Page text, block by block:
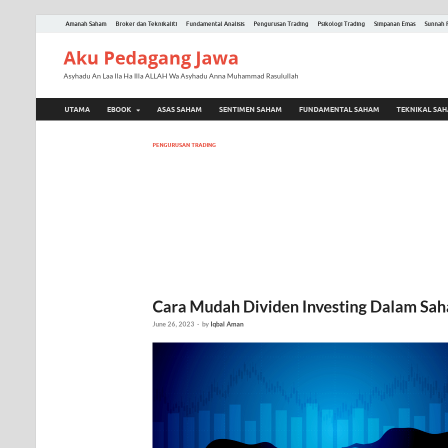
Amanah Saham Broker dan Teknikaliti Fundamental Analisis Pengurusan Trading Psikologi Trading Simpanan Emas Sunnah
Aku Pedagang Jawa
Asyhadu An Laa Ila Ha Illa ALLAH Wa Asyhadu Anna Muhammad Rasulullah
UTAMA EBOOK ASAS SAHAM SENTIMEN SAHAM FUNDAMENTAL SAHAM TEKNIKAL
PENGURUSAN TRADING
Cara Mudah Dividen Investing Dalam
June 26, 2023 - by Iqbal Aman